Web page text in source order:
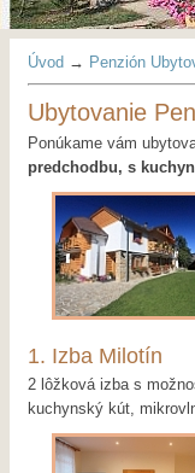
Úvod → Penzión
Ubytovanie
Ponúkame vám
predchodbu, s
1. Izba Milotín
2 lôžková izba s
kuchynský kút,